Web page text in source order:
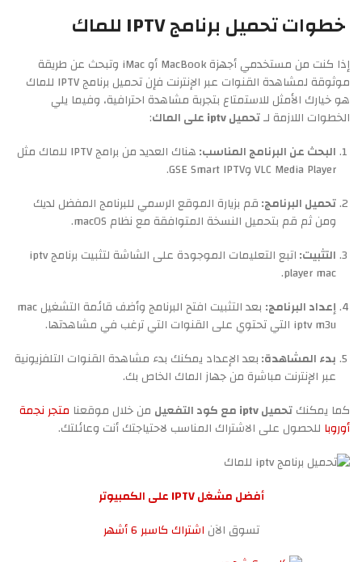
خطوات تحميل برنامج IPTV للماك
إذا كنت من مستخدمي أجهزة MacBook أو iMac وتبحث عن طريقة
موثوقة لمشاهدة القنوات عبر الإنترنت فإن تحميل برنامج IPTV للماك
هو خيارك الأمثل للاستمتاع بتجربة مشاهدة احترافية، وفيما يلي
الخطوات اللازمة لـتحميل iptv على الماك
:
البحث عن البرنامج المناسب:
هناك العديد من برامج IPTV للماك مثل
VLC Media Player وGSE Smart IPTV.
تحميل البرنامج:قم بزيارة الموقع الرسمي للبرنامج المفضل لديك
ومن ثم قم بتحميل النسخة المتوافقة مع نظام macOS.
التثبيت:
اتبع التعليمات الموجودة على الشاشة لتثبيت برنامج iptv
player mac.
إعداد البرنامج:
بعد التثبيت افتح البرنامج وأضف قائمة التشغيل mac
iptv m3u التي تحتوي على القنوات التي ترغب في مشاهدتها.
بدء المشاهدة:بعد الإعداد يمكنك بدء مشاهدة القنوات التلفزيونية
عبر الإنترنت مباشرة من جهاز الماك الخاص بك.
كما يمكنكتحميل iptv مع كود التفعيل من خلال موقعنا متجر نجمة
أوروبا للحصول على الاشتراك المناسب لاحتياجتك أنت وعائلتك.
أفضل مشغل IPTV على الكمبيوتر
تسوق الآن اشتراك كاسبر 6 أشهر